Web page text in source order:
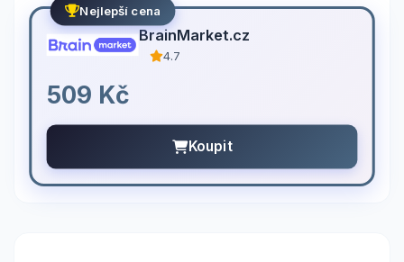
Nejlepší cena
BrainMarket.cz
4.7
509 Kč
Koupit